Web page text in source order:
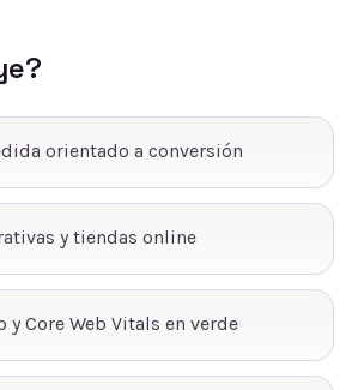
orientado a conversión
y tiendas online
y Core Web Vitals en verde